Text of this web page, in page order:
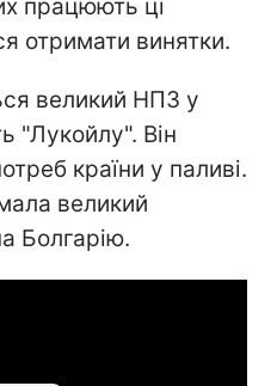
працюють ці
отримати винятки.
великий НПЗ у
"Лукойлу". Він
країни у паливі.
великий
Болгарію.